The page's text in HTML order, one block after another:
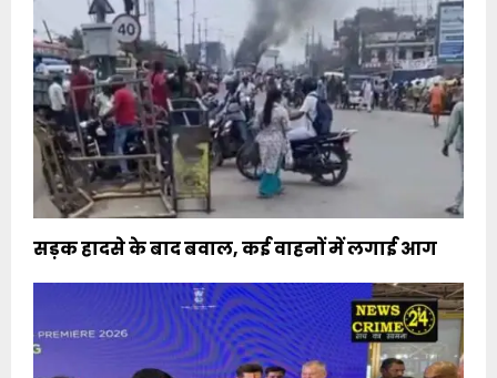
सड़क हादसे के बाद बवाल, कई वाहनों में लगाई आग